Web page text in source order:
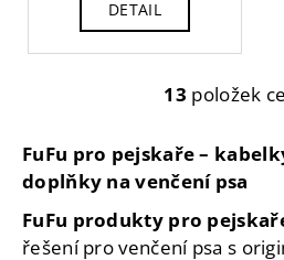
DETAIL
O
l
á
a
c
13 položek
FuFu pro pejskaře –
doplňky na venčení psa
FuFu produkty pro
řešení pro venčení psa s